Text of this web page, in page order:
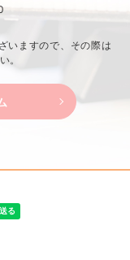
いますので、 その際は
。